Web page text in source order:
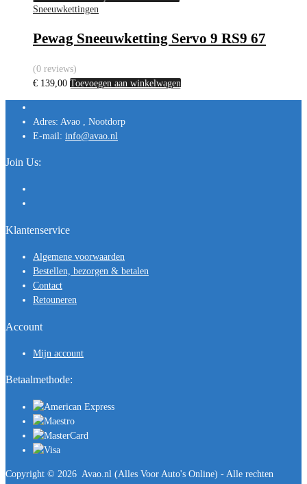
Sneeuwkettingen
Pewag Sneeuwketting Servo 9 RS9 67
(0 reviews)
€ 139,00 Toevoegen aan winkelwagen
Adres: Avao , Nootdorp
E-mail: info@avao.nl
Join Us:
Klantenservice
Algemene voorwaarden
Bestellen, bezorgen & betalen
Contact
Retouneren
Account
Mijn account
Betaalmethode:
Copyright © 2026 Avao.nl (Alles Voor Auto's Online) - Alle rechten